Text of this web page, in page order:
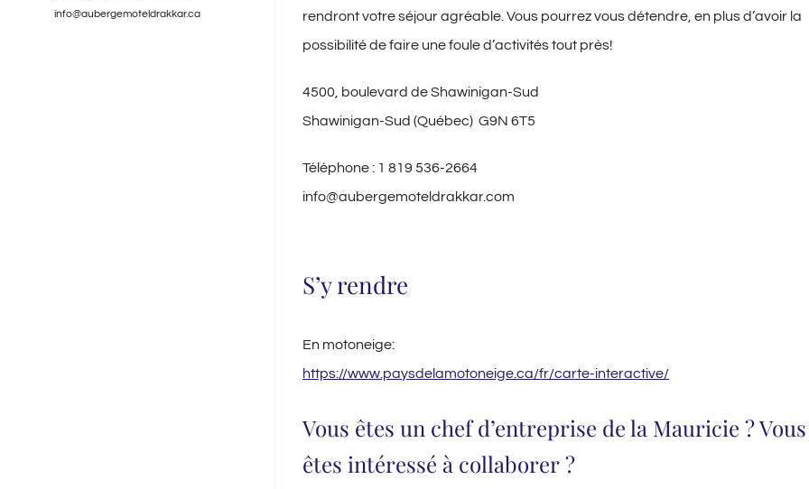
info@aubergemoteldrakkar.ca
rendront votre séjour agréable. Vous pourrez vous détendre, en plus d’avoir la
possibilité de faire une foule d’activitéstout près!
4500, boulevard de Shawinigan-Sud
Shawinigan-Sud (Québec) G9N 6T5
Téléphone : 1 819 536-2664
info@aubergemoteldrakkar.com
S’y rendre
En motoneige:
https://www.paysdelamotoneige.ca/fr/carte-interactive/
Vous êtes un chef d’entreprise de la Mauricie ? Vous
êtes intéressé à collaborer ?